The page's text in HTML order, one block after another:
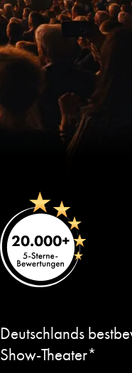
Deutschlands
Show-Theater*